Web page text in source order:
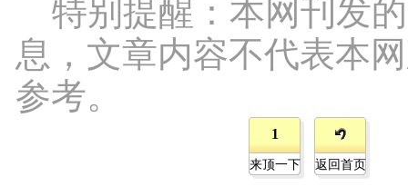
特别提醒：本网刊发
息，文章内容不代表本
参考。
1
来顶一下 返回首页